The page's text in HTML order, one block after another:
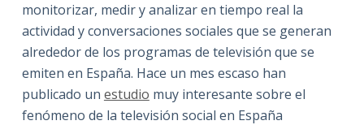
monitorizar, medir y analizar en tiempo real la
actividad y conversaciones sociales que se generan
alrededor de los programas de televisión que se
emiten en España. Hace un mes escaso han
publicado un estudio muy interesante sobre el
fenómeno de la televisión social en España